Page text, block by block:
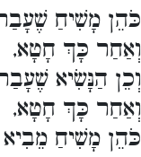
כֹּהֵן מָשִׁיחַ
וְאַחַר כָּךְ חָטָא,
וְכֵן הַנָּשִׂיא
וְאַחַר כָּךְ חָטָא,
כֹּהֵן מָשִׁיחַ